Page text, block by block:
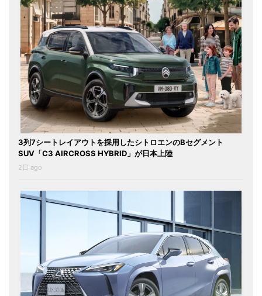
3列7シートレイアウトを採用したシトロエンのBセグメント
SUV「C3 AIRCROSS HYBRID」が日本上陸
2日 ago